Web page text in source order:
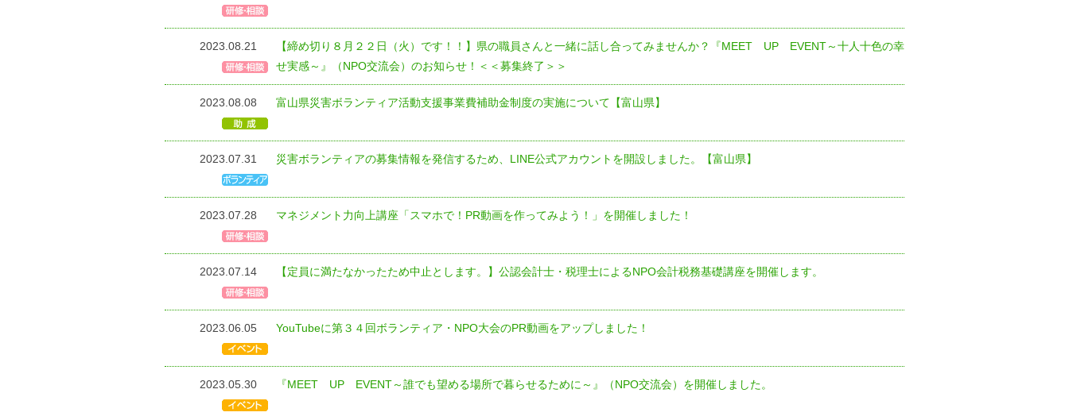
2023.08.21
【締め切り８月２２日（火）です！！】県の職員さんと一緒に話し合ってみませんか？『MEET UP EVENT～十人十色の幸
せ実感～』（NPO交流会）のお知らせ！＜＜募集終了＞＞
2023.08.08 富山県災害ボランティア活動支援事業費補助金制度の実施について【富山県】
2023.07.31 災害ボランティアの募集情報を発信するため、LINE公式アカウントを開設しました。【富山県】
2023.07.28 マネジメント力向上講座「スマホで！PR動画を作ってみよう！」を開催しました！
2023.07.14 【定員に満たなかったため中止とします。】公認会計士・税理士によるNPO会計税務基礎講座を開催します。
2023.06.05 YouTubeに第３４回ボランティア・NPO大会のPR動画をアップしました！
2023.05.30 『MEET UP EVENT～誰でも望める場所で暮らせるために～』（NPO交流会）を開催しました。